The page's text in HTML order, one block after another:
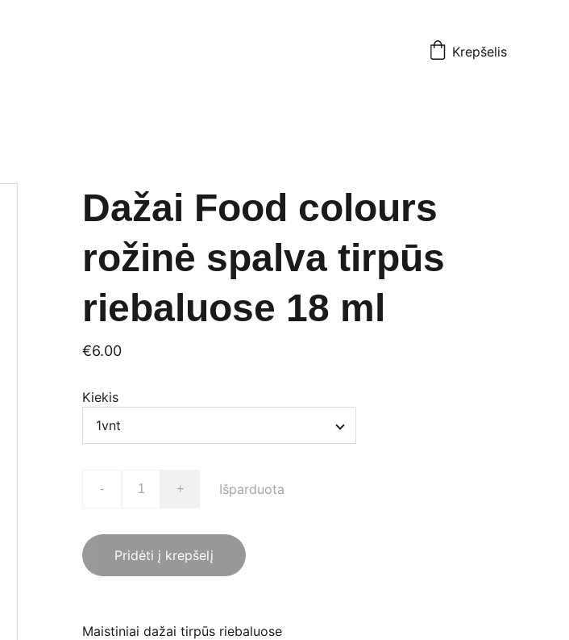
Krepšelis
Dažai Food colours
rožinė spalva tirpūs
riebaluose 18 ml
€6.00
Kiekis
- + Išparduota
Pridėti į krepšelį
Maistiniai dažai tirpūs riebaluose